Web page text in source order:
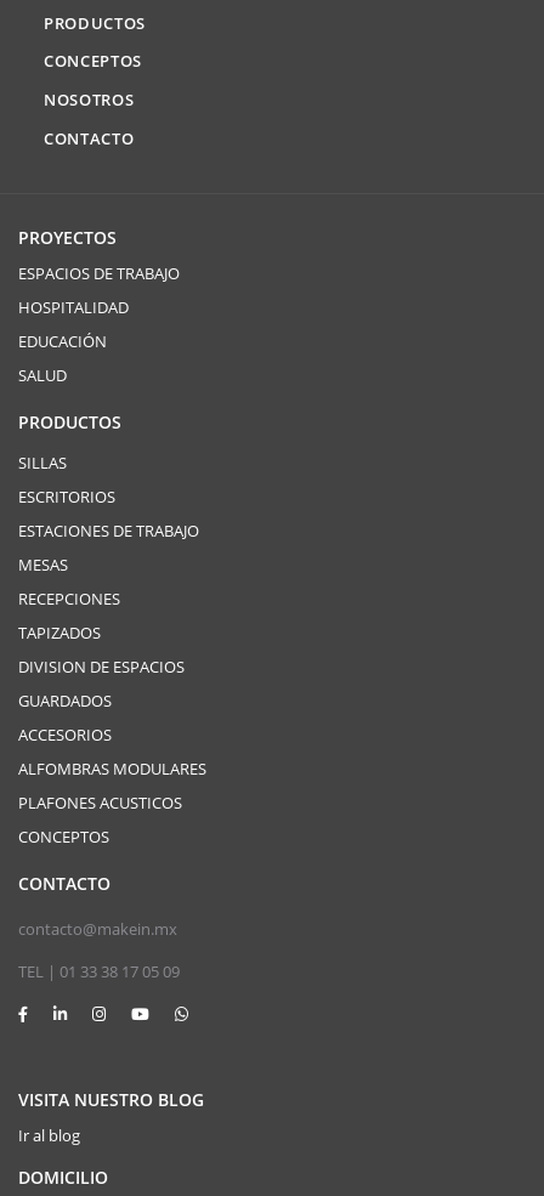
PRODUCTOS
CONCEPTOS
NOSOTROS
CONTACTO
PROYECTOS
ESPACIOS DE TRABAJO
HOSPITALIDAD
EDUCACIÓN
SALUD
PRODUCTOS
SILLAS
ESCRITORIOS
ESTACIONES DE TRABAJO
MESAS
RECEPCIONES
TAPIZADOS
DIVISION DE ESPACIOS
GUARDADOS
ACCESORIOS
ALFOMBRAS MODULARES
PLAFONES ACUSTICOS
CONCEPTOS
CONTACTO
contacto@makein.mx
TEL | 01 33 38 17 05 09
VISITA NUESTRO BLOG
Ir al blog
DOMICILIO